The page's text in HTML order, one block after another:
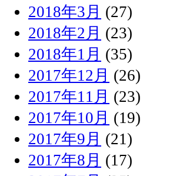
2018年3月 (27)
2018年2月 (23)
2018年1月 (35)
2017年12月 (26)
2017年11月 (23)
2017年10月 (19)
2017年9月 (21)
2017年8月 (17)